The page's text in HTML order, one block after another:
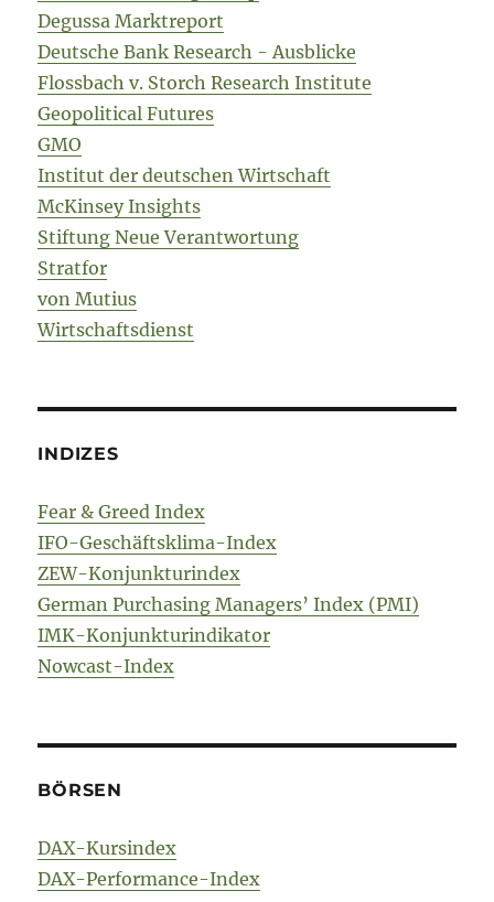
Degussa Marktreport
Deutsche Bank Research - Ausblicke
Flossbach v. Storch Research Institute
Geopolitical Futures
GMO
Institut der deutschen Wirtschaft
McKinsey Insights
Stiftung Neue Verantwortung
Stratfor
von Mutius
Wirtschaftsdienst
INDIZES
Fear & Greed Index
IFO-Geschäftsklima-Index
ZEW-Konjunkturindex
German Purchasing Managers’ Index (PMI)
IMK-Konjunkturindikator
Nowcast-Index
BÖRSEN
DAX-Kursindex
DAX-Performance-Index